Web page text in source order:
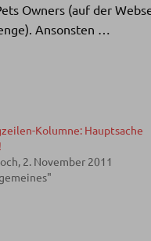
Owners (auf der
Ansonsten …
Kolumne: Hauptsache
2. November 2011